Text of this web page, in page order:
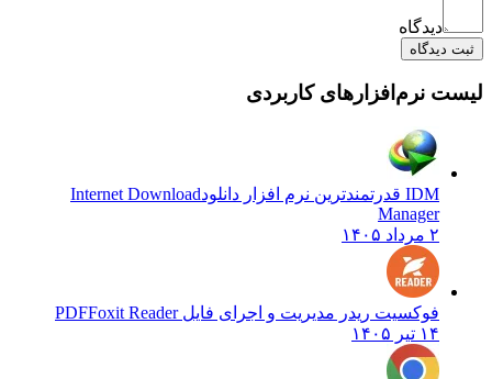
دیدگاه
ثبت دیدگاه
نرم‌افزارهای کاربردی
IDM قدرتمندترین نرم افزار دانلود
Internet Download
Manager
فوکسیت ریدر مدیریت و اجرای فایل PDF Foxit Reader
۱۴ تیر ۱۴۰۵